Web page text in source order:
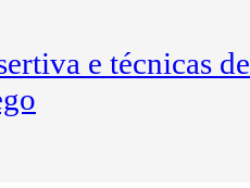
e técnicas de